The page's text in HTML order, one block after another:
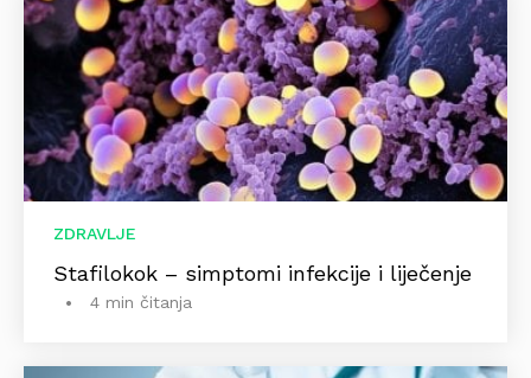
ZDRAVLJE
Stafilokok – simptomi infekcije i liječenje
4 min čitanja